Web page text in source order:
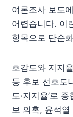
여론조사 보도
어렵습니다. 이
항목으로 단순
호감도와 지지
등 후보 선호도
도·지지율’로
보 의혹, 윤석열